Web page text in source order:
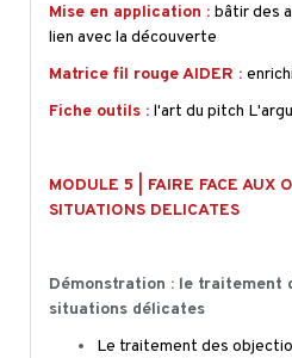
Mise en application : bâtir des
lien avec la découverte
Matrice fil rouge AIDER :
Fiche outils : l'art du pitch
MODULE 5 | FAIRE FACE AUX
SITUATIONS DELICATES
Démonstration : le traitement
situations délicates
Le traitement des